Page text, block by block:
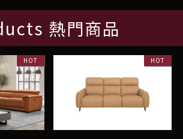
熱門商品